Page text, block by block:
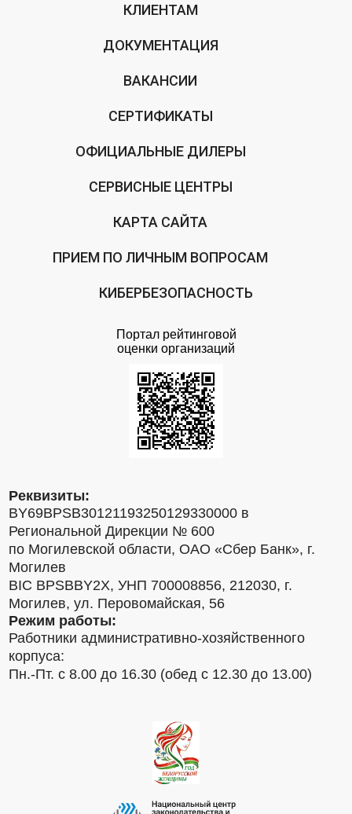
КЛИЕНТАМ
ДОКУМЕНТАЦИЯ
ВАКАНСИИ
СЕРТИФИКАТЫ
ОФИЦИАЛЬНЫЕ ДИЛЕРЫ
СЕРВИСНЫЕ ЦЕНТРЫ
КАРТА САЙТА
ПРИЕМ ПО ЛИЧНЫМ ВОПРОСАМ
КИБЕРБЕЗОПАСНОСТЬ
Портал рейтинговой
оценки организаций
Реквизиты:
BY69BPSB30121193250129330000 в
Региональной Дирекции № 600
по Могилевской области, ОАО «Сбер Банк», г.
Могилев
BIC BPSBBY2X, УНП 700008856, 212030, г.
Могилев, ул. Перовомайская, 56
Режим работы:
Работники административно-хозяйственного
корпуса:
Пн.-Пт. с 8.00 до 16.30 (обед с 12.30 до 13.00)